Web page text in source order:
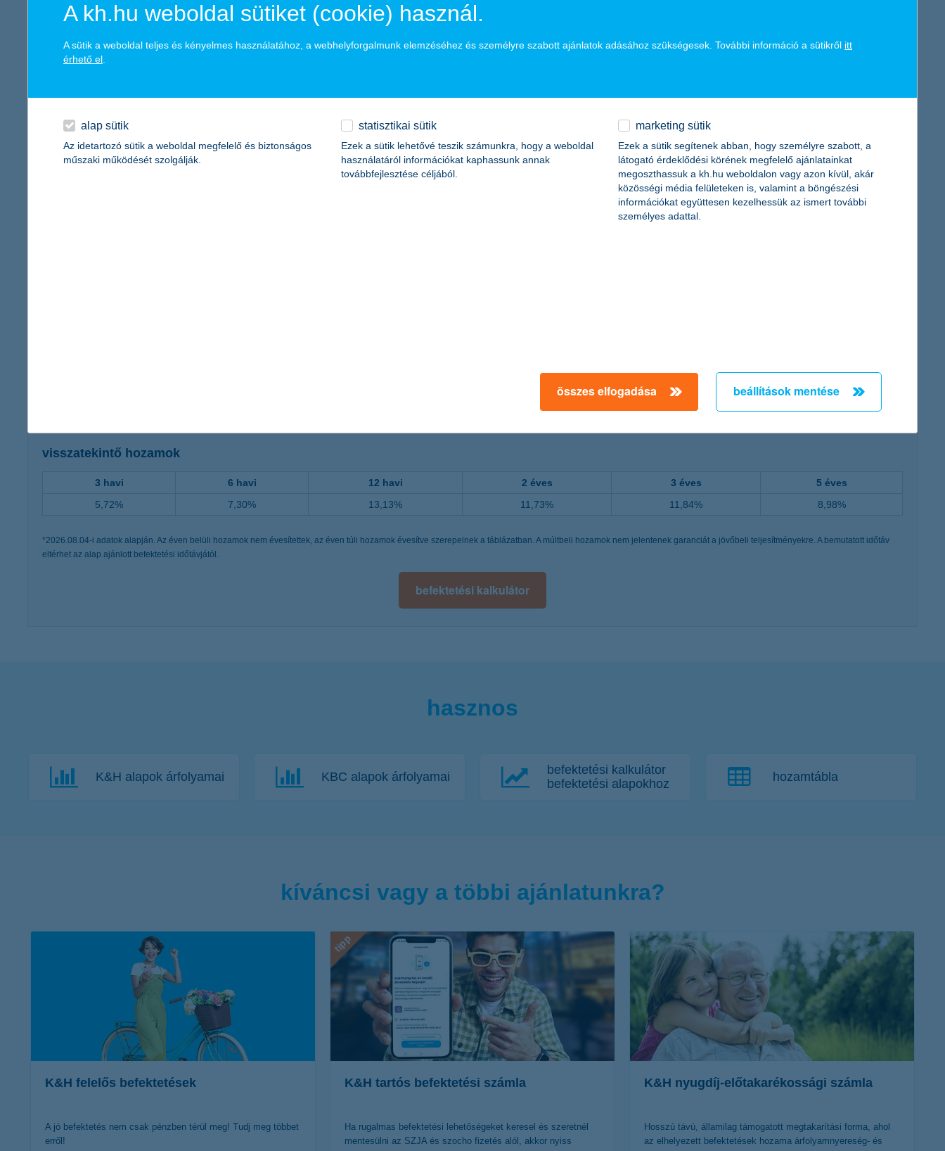
akinek fontos a csökkentett kockázat melletti magas hozam
aki szívesen építene portfóliót, ám ehhez nincsen kellő szakértelme, ideje
2026.08.05
2017.09.07 2019.12.16 2022.03.02 2024.05.23
5,5510
visszatekintő hozamok
3 havi 6 havi 12 havi 2 éves 3 éves
5 éves
5,72%
7,30% 13,13% 11,73% 11,84% 8,98%
*2026.08.04-i adatok alapján. Az éven belüli hozamok nem évesítettek, az éven túli hozamok évesítve szerepelnek a táblázatban. A múltbeli hozamok nem jelentenek garanciát a jövőbeli teljesítményekre. A bemutatott időtáv
eltérhet az alap ajánlott befektetési időtávjától.
befektetési kalkulátor
hasznos
K&H alapok árfolyamai KBC alapok árfolyamai
befektetési kalkulátor
befektetési alapokhoz
hozamtábla
kíváncsi vagy a többi ajánlatunkra?
K&H felelős befektetések
A jó befektetés nem csak pénzben térül meg! Tudj meg többet
erről!
tipp
K&H tartós befektetési számla
Ha rugalmas befektetési lehetőségeket keresel és szeretnél
mentesülni az SZJA és szocho fizetés alól, akkor nyiss
K&H nyugdíj-előtakarékossági számla
Hosszú távú, államilag támogatott megtakarítási forma, ahol
az elhelyezett befektetések hozama árfolyamnyereség- és
A kh.hu weboldal sütiket (cookie) használ.
A sütik a weboldal teljes és kényelmes használatához, a webhelyforgalmunk elemzéséhez és személyre szabott ajánlatok adásához szükségesek. További információ a sütikről itt
érhető el
alap sütik
Az idetartozó sütik a weboldal megfelelő és biztonságos
műszaki működését szolgálják.
statisztikai sütik
Ezek a sütik lehetővé teszik számunkra, hogy a weboldal
használatáról információkat kaphassunk annak
továbbfejlesztése céljából.
marketing sütik
Ezek a sütik segítenek abban, hogy személyre szabott, a
látogató érdeklődési körének megfelelő ajánlatainkat
megoszthassuk a kh.hu weboldalon vagy azon kívül, akár
közösségi média felületeken is, valamint a böngészési
információkat együttesen kezelhessük az ismert további
személyes adattal.
összes elfogadása beállítások mentése